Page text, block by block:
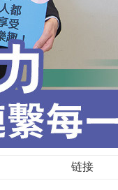
链接